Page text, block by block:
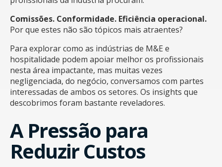
Comissões. Conformidade. Eficiência operacional.
Por que estes não são tópicos mais atraentes?
Para explorar como as indústrias de M&E e
hospitalidade podem apoiar melhor os profissionais
nesta área impactante, mas muitas vezes
negligenciada, do negócio, conversamos com partes
interessadas de ambos os setores. Os insights que
descobrimos foram bastante reveladores.
A Pressão para
Reduzir Custos